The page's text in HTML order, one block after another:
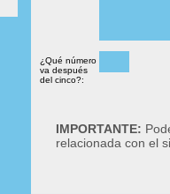
¿Qué número
va después
del cinco?:
IMPORTANTE:
relacionada con el